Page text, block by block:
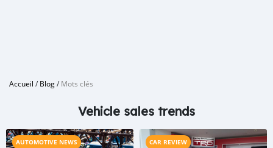
Accueil /Blog/Mots clés
Vehicle sales trends
AUTOMOTIVE NEWS CAR REVIEW